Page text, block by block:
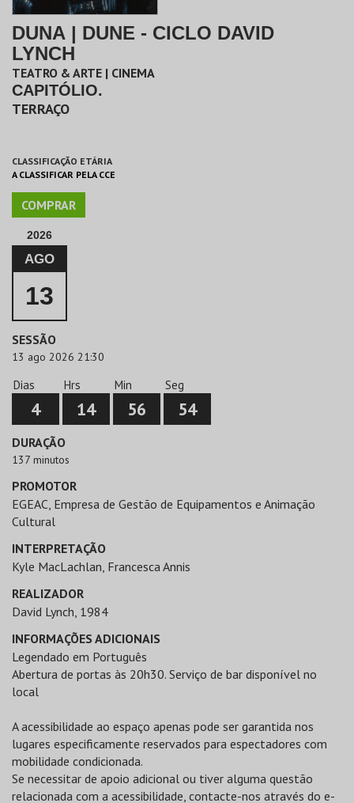
DUNA | DUNE - CICLO DAVID
LYNCH
TEATRO & ARTE | CINEMA
CAPITÓLIO.
TERRAÇO
CLASSIFICAÇÃO ETÁRIA
A CLASSIFICAR PELA CCE
COMPRAR
2026
AGO
13
SESSÃO
13 ago 2026 21:30
Dias
4
Hrs
14
Min
56
Seg
54
DURAÇÃO
137 minutos
PROMOTOR
EGEAC, Empresa de Gestão de Equipamentos e Animação
Cultural
INTERPRETAÇÃO
Kyle MacLachlan, Francesca Annis
REALIZADOR
David Lynch, 1984
INFORMAÇÕES ADICIONAIS
Legendado em Português
Abertura de portas às 20h30. Serviço de bar disponível no
local
A acessibilidade ao espaço apenas pode ser garantida nos
lugares especificamente reservados para espectadores com
mobilidade condicionada.
Se necessitar de apoio adicional ou tiver alguma questão
relacionada com a acessibilidade, contacte-nos através do e-